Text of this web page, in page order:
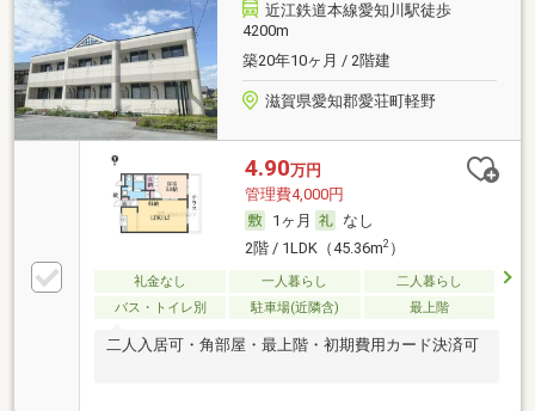
近江鉄道本線愛知川駅徒歩
4200m
築20年10ヶ月 / 2階建
滋賀県愛知郡愛荘町軽野
4.90万円
管理費4,000円
1ヶ月
なし
2階 / 1LDK（45.36m2）
礼金なし 一人暮らし
二人暮らし
バス・トイレ別
駐車場(近隣含) 最上階
二人入居可・角部屋・最上階・初期費用カード決済可